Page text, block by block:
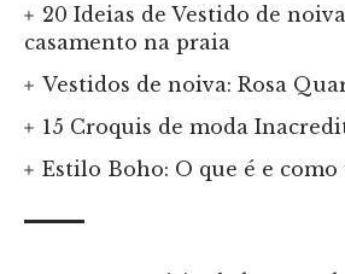
20 Ideias de Vestido de
casamento na praia
Vestidos de noiva: Rosa
15 Croquis de moda
Estilo Boho: O que é e como